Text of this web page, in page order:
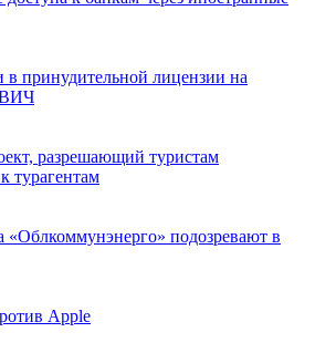
в принудительной лицензии на
ВИЧ
разрешающий туристам
турагентам
«Облкоммунэнерго» подозревают в
Apple